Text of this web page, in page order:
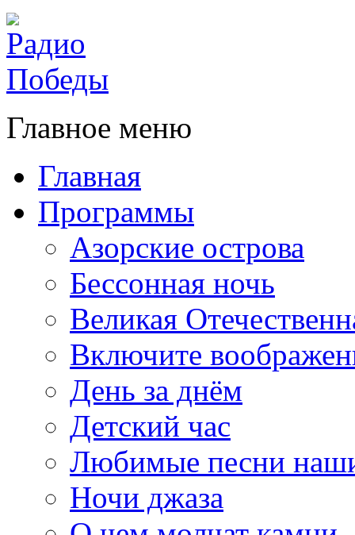
Главное меню
Главная
Программы
Азорские острова
Бессонная ночь
Великая
Включите
День за днём
Детский час
Любимые песни
Ночи джаза